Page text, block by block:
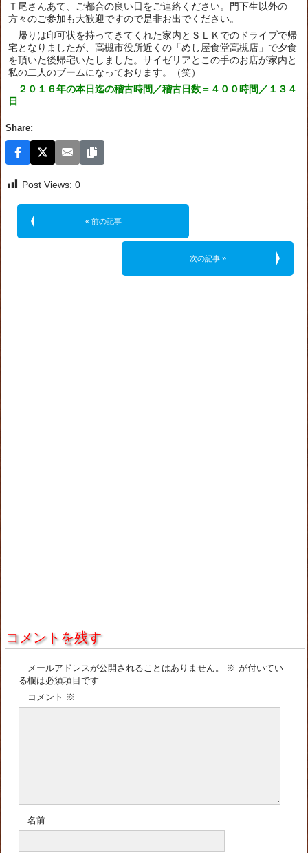
Ｔ尾さんあて、ご都合の良い日をご連絡ください。門下生以外の
方々のご参加も大歓迎ですので是非お出でください。
帰りは印可状を持ってきてくれた家内とＳＬＫでのドライブで帰
宅となりましたが、高槻市役所近くの「めし屋食堂高槻店」で夕食
を頂いた後帰宅いたしました。サイゼリアとこの手のお店が家内と
私の二人のブームになっております。（笑）
２０１６年の本日迄の稽古時間／稽古日数＝４００時間／１３４
日
Share:
Post Views: 0
« 前の記事
次の記事 »
コメントを残す
メールアドレスが公開されることはありません。 ※ が付いてい
る欄は必須項目です
コメント ※
名前